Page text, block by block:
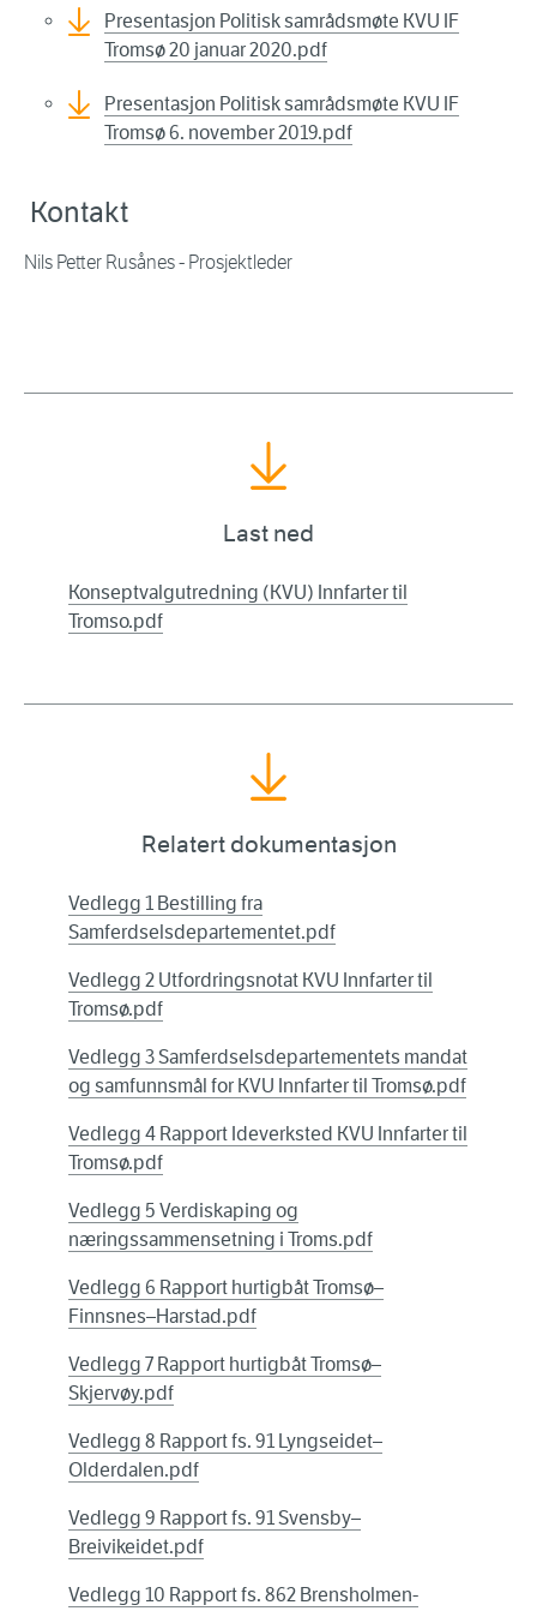
Presentasjon Politisk samrådsmøte KVU IF
Tromsø 20 januar 2020.pdf
Presentasjon Politisk samrådsmøte KVU IF
Tromsø 6. november 2019.pdf
Kontakt
Nils Petter Rusånes - Prosjektleder
Last ned
Konseptvalgutredning (KVU) Innfarter til
Tromso.pdf
Relatert dokumentasjon
Vedlegg 1 Bestilling fra
Samferdselsdepartementet.pdf
Vedlegg 2 Utfordringsnotat KVU Innfarter til
Tromsø.pdf
Vedlegg 3 Samferdselsdepartementets mandat
og samfunnsmål for KVU Innfarter til Tromsø.pdf
Vedlegg 4 Rapport Ideverksted KVU Innfarter til
Tromsø.pdf
Vedlegg 5 Verdiskaping og
næringssammensetning i Troms.pdf
Vedlegg 6 Rapport hurtigbåt Tromsø–
Finnsnes–Harstad.pdf
Vedlegg 7 Rapport hurtigbåt Tromsø–
Skjervøy.pdf
Vedlegg 8 Rapport fs. 91 Lyngseidet–
Olderdalen.pdf
Vedlegg 9 Rapport fs. 91 Svensby–
Breivikeidet.pdf
Vedlegg 10 Rapport fs. 862 Brensholmen-